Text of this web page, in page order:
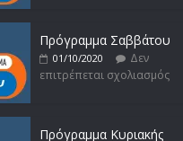
Πρόγραμμα Σαββάτου
01/10/2020
Δεν
επιτρέπεται σχολιασμός
Πρόγραμμα Κυριακής